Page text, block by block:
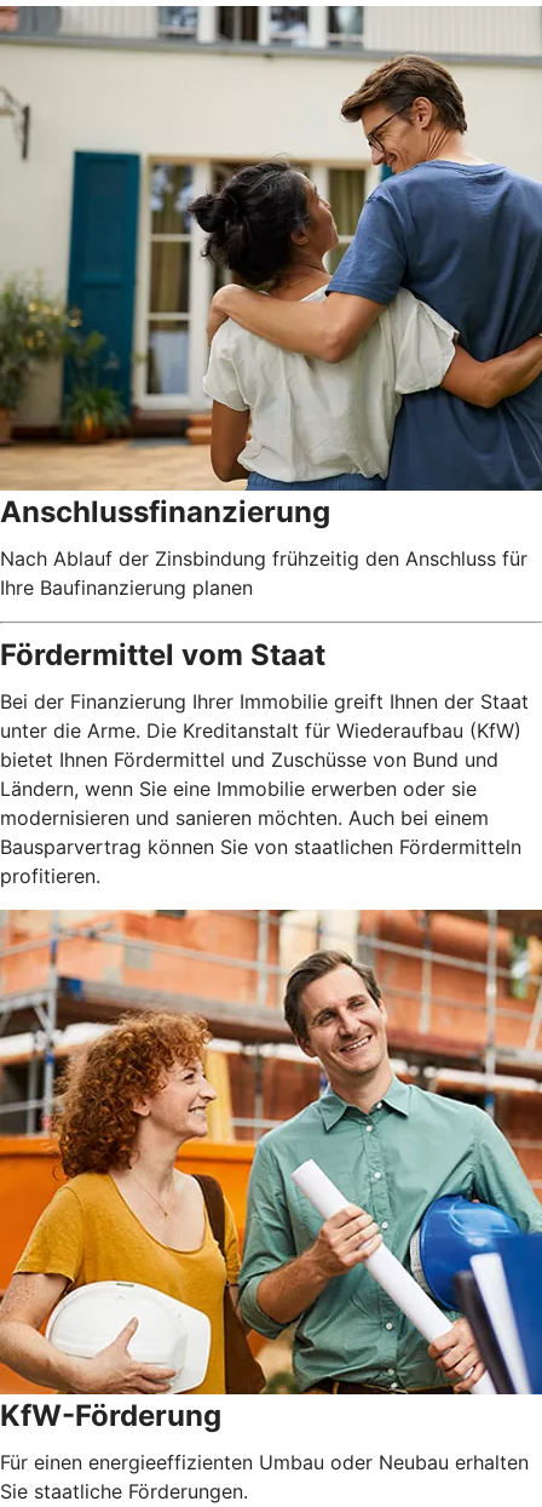
Anschlussfinanzierung
Nach Ablauf der Zinsbindung frühzeitig den Anschluss für
Ihre Baufinanzierung planen
Fördermittel vom Staat
Bei der Finanzierung Ihrer Immobilie greift Ihnen der Staat
unter die Arme. Die Kreditanstalt für Wiederaufbau (KfW)
bietet Ihnen Fördermittel und Zuschüsse von Bund und
Ländern, wenn Sie eine Immobilie erwerben oder sie
modernisieren und sanieren möchten. Auch bei einem
Bausparvertrag können Sie von staatlichen Fördermitteln
profitieren.
KfW-Förderung
Für einen energieeffizienten Umbau oder Neubau erhalten
Sie staatliche Förderungen.